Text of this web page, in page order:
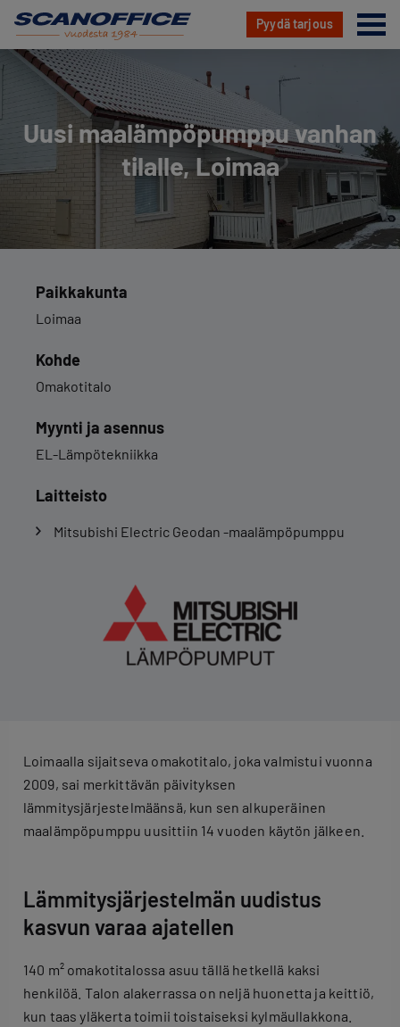
Hyppää
sisältöön
Pyydä tarjous
Uusi maa­läm­pö­pump­pu vanhan
tilalle, Loimaa
Loimaalla sijaitseva omakotitalo, joka valmistui vuonna
2009, sai merkittävän päivityksen
lämmitysjärjestelmäänsä, kun sen alkuperäinen
maalämpöpumppu uusittiin 14 vuoden käytön jälkeen.
Lämmitysjärjestelmän uudistus
kasvun varaa ajatellen
140 m² omakotitalossa asuu tällä hetkellä kaksi
henkilöä. Talon alakerrassa on neljä huonetta ja keittiö,
kun taas yläkerta toimii toistaiseksi kylmäullakkona.
Paikkakunta
Loimaa
Kohde
Omakotitalo
Myynti ja asennus
EL-Lämpötekniikka
Laitteisto
Mitsubishi Electric Geodan -maalämpöpumppu